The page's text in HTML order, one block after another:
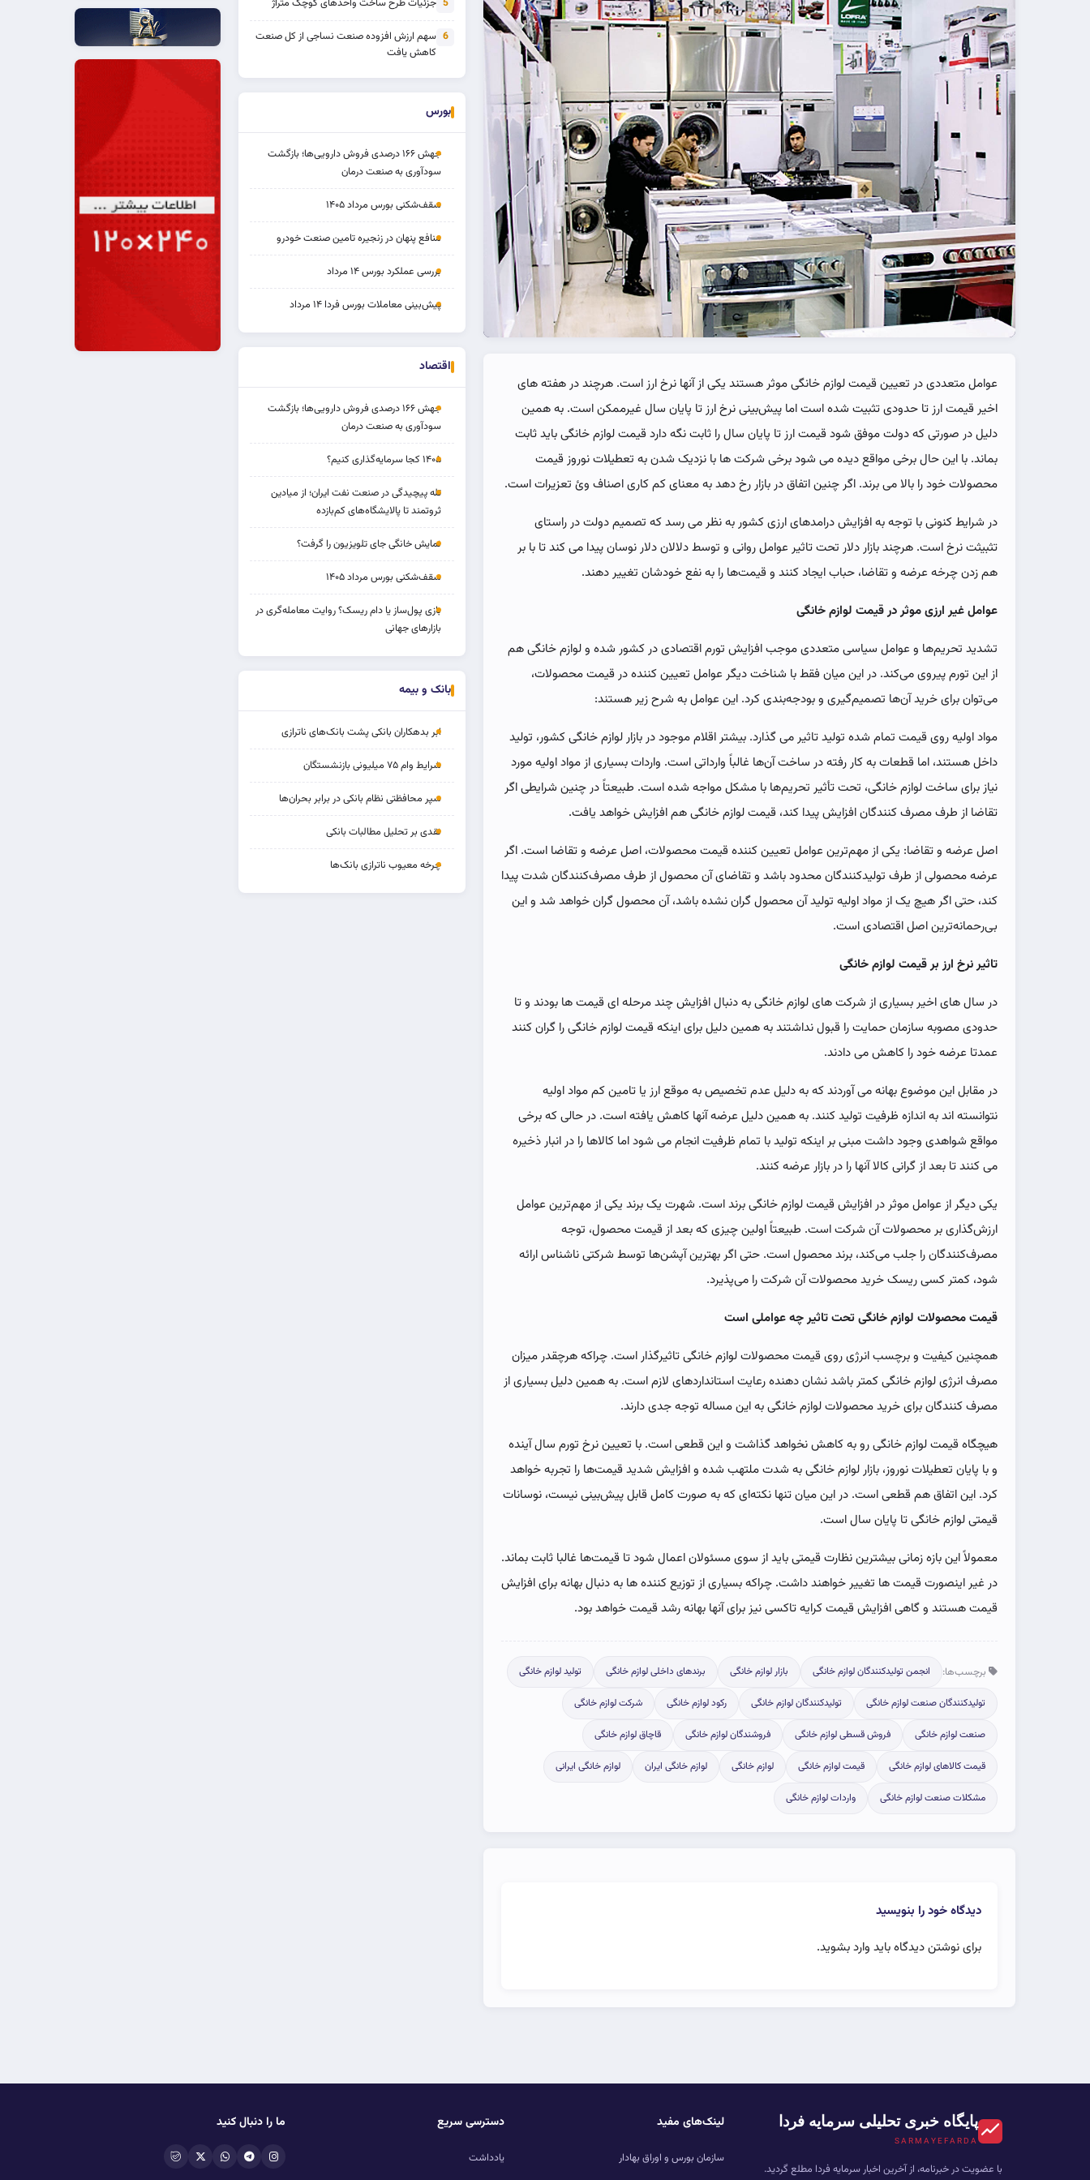
عوامل متعددی در تعیین قیمت لوازم خانگی موثر هستند یکی از آنها نرخ ارز است. هرچند در هفته های
اخیر قیمت ارز تا حدودی تثبیت شده است اما پیش‌بینی نرخ ارز تا پایان سال غیرممکن است. به همین
دلیل در صورتی که دولت موفق شود قیمت ارز تا پایان سال را ثابت نگه دارد قیمت لوازم خانگی باید ثابت
بماند. با این حال برخی مواقع دیده می شود برخی شرکت ها با نزدیک شدن به تعطیلات نوروز قیمت
محصولات خود را بالا می برند. اگر چنین اتفاق در بازار رخ دهد به معنای کم کاری اصناف وئ تعزیرات است.
در شرایط کنونی با توجه به افزایش درامدهای ارزی کشور به نظر می رسد که تصمیم دولت در راستای
تثبیثت نرخ است. هرچند بازار دلار تحت تاثیر عوامل روانی و توسط دلالان دلار نوسان پیدا می کند تا با بر
هم زدن چرخه عرضه و تقاضا، حباب ایجاد ‌کنند و قیمت‌ها را به نفع خودشان تغییر ‌دهند.
عوامل غیر ارزی موثر در قیمت لوازم خانگی
تشدید تحریم‌ها و عوامل سیاسی متعددی موجب افزایش تورم اقتصادی در کشور شده و لوازم خانگی هم
از این تورم پیروی می‌کند. در این میان فقط با شناخت دیگر عوامل تعیین کننده در قیمت محصولات،
می‌توان برای خرید آن‌ها تصمیم‌گیری و بودجه‌بندی کرد. این عوامل به شرح زیر هستند:
مواد اولیه روی قیمت تمام شده تولید تاثیر می گذارد. بیشتر اقلام موجود در بازار لوازم خانگی کشور، تولید
داخل هستند، اما قطعات به کار رفته در ساخت آن‌ها غالباً وارداتی است. واردات بسیاری از مواد اولیه مورد
نیاز برای ساخت لوازم خانگی، تحت تأثیر تحریم‌ها با مشکل مواجه شده است. طبیعتاً در چنین شرایطی اگر
تقاضا از طرف مصرف کنندگان افزایش پیدا کند، قیمت لوازم خانگی هم افزایش خواهد یافت.
اصل عرضه و تقاضا: یکی از مهم‌ترین عوامل تعیین کننده قیمت محصولات، اصل عرضه و تقاضا است. اگر
عرضه محصولی از طرف تولیدکنندگان محدود باشد و تقاضای آن محصول از طرف مصرف‌کنندگان شدت پیدا
کند، حتی اگر هیچ یک از مواد اولیه تولید آن محصول گران نشده باشد، آن محصول گران خواهد شد و این
بی‌رحمانه‌ترین اصل اقتصادی است.
تاثیر نرخ ارز بر قیمت لوازم خانگی
در سال های اخیر بسیاری از شرکت های لوازم خانگی به دنبال افزایش چند مرحله ای قیمت ها بودند و تا
حدودی مصوبه سازمان حمایت را قبول نداشتند به همین دلیل برای اینکه قیمت لوازم خانگی را گران کنند
عمدتا عرضه خود را کاهش می دادند.
در مقابل این موضوع بهانه می آوردند که به دلیل عدم تخصیص به موقع ارز یا تامین کم مواد اولیه
نتوانسته اند به اندازه ظرفیت تولید کنند. به همین دلیل عرضه آنها کاهش یافته است. در حالی که برخی
مواقع شواهدی وجود داشت مبنی بر اینکه تولید با تمام ظرفیت انجام می شود اما کالاها را در انبار ذخیره
می کنند تا بعد از گرانی کالا آنها را در بازار عرضه کنند.
یکی دیگر از عوامل موثر در افزایش قیمت لوازم خانگی برند است. شهرت یک برند یکی از مهم‌ترین عوامل
ارزش‌گذاری بر محصولات آن شرکت است. طبیعتاً اولین چیزی که بعد از قیمت محصول، توجه
مصرف‌کنندگان را جلب می‌کند، برند محصول است. حتی اگر بهترین آپشن‌ها توسط شرکتی ناشناس ارائه
شود، کمتر کسی ریسک خرید محصولات آن شرکت را می‌پذیرد.
قیمت محصولات لوازم خانگی تحت تاثیر چه عواملی است
همچنین کیفیت و برچسب انرژی روی قیمت محصولات لوازم خانگی تاثیرگذار است. چراکه هرچقدر میزان
مصرف انرژی لوازم خانگی کمتر باشد نشان دهنده رعایت استانداردهای لازم است. به همین دلیل بسیاری از
مصرف کنندگان برای خرید محصولات لوازم خانگی به این مساله توجه جدی دارند.
هیچگاه قیمت لوازم خانگی رو به کاهش نخواهد گذاشت و این قطعی است. با تعیین نرخ تورم سال آینده
و با پایان تعطیلات نوروز، بازار لوازم خانگی به شدت ملتهب شده و افزایش شدید قیمت‌ها را تجربه خواهد
کرد. این اتفاق هم قطعی است. در این میان تنها نکته‌ای که به صورت کامل قابل پیش‌بینی نیست، نوسانات
قیمتی لوازم خانگی تا پایان سال است.
معمولاً این بازه زمانی بیشترین نظارت قیمتی باید از سوی مسئولان اعمال شود تا قیمت‌ها غالبا ثابت بماند.
در غیر اینصورت قیمت ها تغییر خواهند داشت. چراکه بسیاری از توزیع کننده ها به دنبال بهانه برای افزایش
قیمت هستند و گاهی افزایش قیمت کرایه تاکسی نیز برای آنها بهانه رشد قیمت خواهد بود.
برچسب‌ها: انجمن تولیدکنندگان لوازم خانگی بازار لوازم خانگی برندهای داخلی لوازم خانگی تولید لوازم خانگی
تولیدکنندگان صنعت لوازم خانگی تولیدکنندگان لوازم خانگی رکود لوازم خانگی شرکت لوازم خانگی
صنعت لوازم خانگی فروش قسطی لوازم خانگی فروشندگان لوازم خانگی قاچاق لوازم خانگی
قیمت کالاهای لوازم خانگی قیمت لوازم خانگی لوازم خانگی لوازم خانگی ایران لوازم خانگی ایرانی
مشکلات صنعت لوازم خانگی واردات لوازم خانگی
دیدگاه خود را بنویسید
برای نوشتن دیدگاه باید وارد بشوید.
5
6 سهم ارزش افزوده صنعت نساجی از کل صنعت
کاهش یافت
بورس
جهش ۱۶۶ درصدی فروش دارویی‌ها؛ بازگشت
سودآوری به صنعت درمان
سقف‌شکنی بورس مرداد ۱۴۰۵
منافع پنهان در زنجیره تامین صنعت خودرو
بررسی عملکرد بورس ۱۴ مرداد
پیش‌بینی معاملات بورس فردا ۱۴ مرداد
اقتصاد
جهش ۱۶۶ درصدی فروش دارویی‌ها؛ بازگشت
سودآوری به صنعت درمان
۱۴۰۵ کجا سرمایه‌گذاری کنیم؟
تله پیچیدگی در صنعت نفت ایران؛ از میادین
ثروتمند تا پالایشگاه‌های کم‌بازده
نمایش خانگی جای تلویزیون را گرفت؟
سقف‌شکنی بورس مرداد ۱۴۰۵
بازی پول‌ساز یا دام ریسک؟ روایت معامله‌گری در
بازارهای جهانی
بانک و بیمه
ابر بدهکاران بانکی پشت بانک‌های ناترازی
شرایط وام ۷۵ میلیونی بازنشستگان
سپر محافظتی نظام بانکی در برابر بحران‌ها
نقدی بر تحلیل مطالبات بانکی
چرخه‌ معیوب ناترازی بانک‌ها
پایگاه خبری تحلیلی سرمایه فردا
SARMAYEFARDA
با عضویت در خبرنامه، از آخرین اخبار سرمایه فردا مطلع گردید.
لینک‌های مفید
سازمان بورس و اوراق بهادار
دسترسی سریع
یادداشت
ما را دنبال کنید